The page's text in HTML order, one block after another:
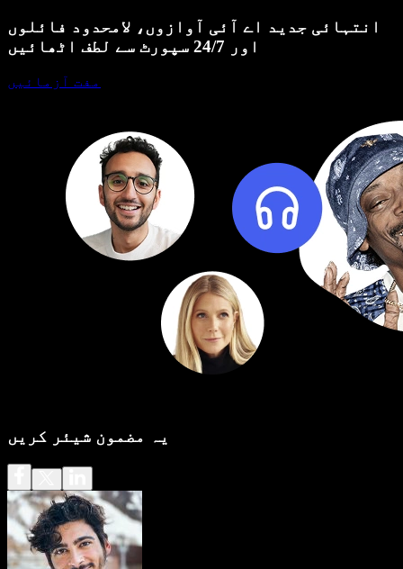
انتہائی جدید اے آئی آوازوں، لامحدود فائلوں
اور 24/7 سپورٹ سے لطف اٹھائیں
مفت آزمائیں
یہ مضمون شیئر کریں